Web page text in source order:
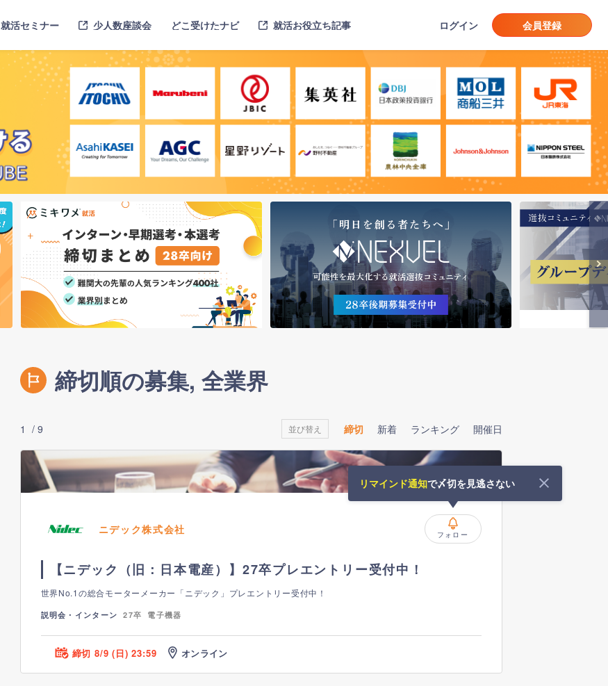
就活セミナー 少人数座談会 どこ受けたナビ 就活お役立ち記事 ログイン 会員登録
締切順の募集, 全業界
1 9 並び替え 締切 新着 ランキング 開催日
ニデック株式会社
リマインド通知で〆切を見逃さない
フォロー
【ニデック（旧：日本電産）】27卒プレエントリー受付中！
世界No.1の総合モーターメーカー「ニデック」プレエントリー受付中！
説明会・インターン 27卒 電子機器
締切 8/9 (日) 23:59 オンライン